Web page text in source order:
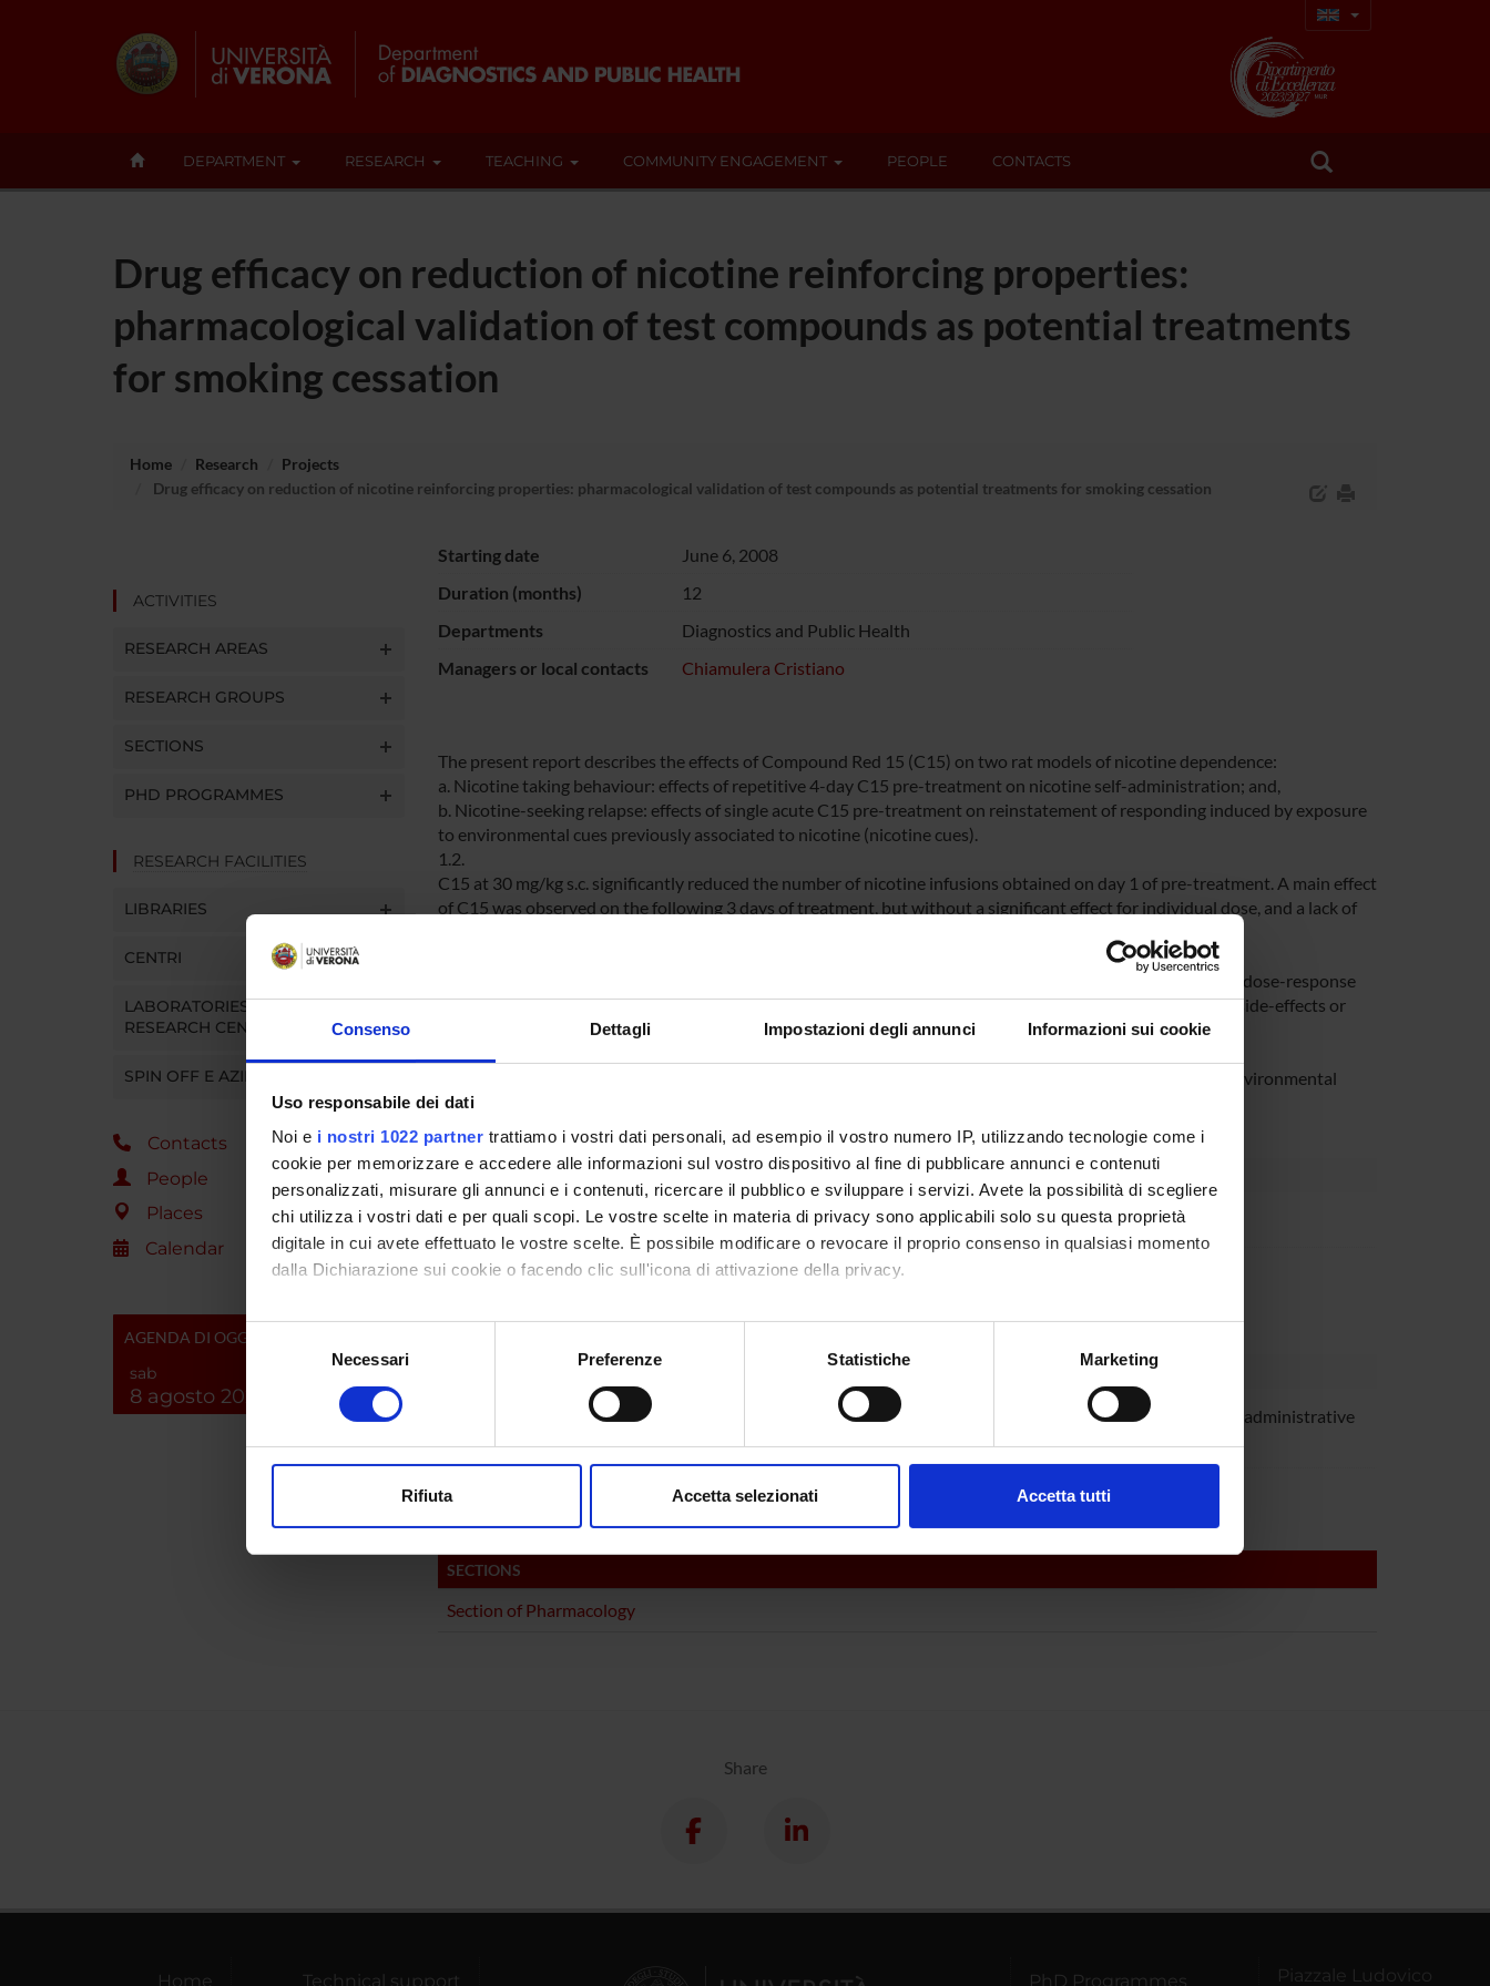
Consenso Dettagli Impostazioni degli annunci Informazioni sui cookie
Uso responsabile dei dati
Noi e i nostri 1022 partner trattiamo i vostri dati personali, ad esempio il vostro numero IP, utilizzando tecnologie come i
cookie per memorizzare e accedere alle informazioni sul vostro dispositivo al fine di pubblicare annunci e contenuti
personalizzati, misurare gli annunci e i contenuti, ricercare il pubblico e sviluppare i servizi. Avete la possibilità di scegliere
chi utilizza i vostri dati e per quali scopi. Le vostre scelte in materia di privacy sono applicabili solo su questa proprietà
digitale in cui avete effettuato le vostre scelte. È possibile modificare o revocare il proprio consenso in qualsiasi momento
dalla Dichiarazione sui cookie o facendo clic sull'icona di attivazione della privacy.
Con il tuo consenso, vorremmo anche:
raccogliere informazioni sulla tua posizione geografica, con un'approssimazione di qualche metro,
digitali).
modificare o ritirare il tuo consenso in qualsiasi momento dalla Dichiarazione sui cookie.
di analisi dei dati web, pubblicità e social media, i quali potrebbero combinarle con altre informazioni che hai fornito loro o
Selezione
Necessari Preferenze Statistiche Marketing
Rifiuta Accetta selezionati Accetta tutti
DEPARTMENT RESEARCH TEACHING COMMUNITY ENGAGEMENT PEOPLE CONTACTS
Drug efficacy on reduction of nicotine reinforcing properties:
pharmacological validation of test compounds as potential treatments
for smoking cessation
Home Research
Projects
Drug efficacy on reduction of nicotine reinforcing properties: pharmacological validation of test compounds as potential treatments for smoking cessation
ACTIVITIES
RESEARCH AREAS
RESEARCH GROUPS
SECTIONS
PHD PROGRAMMES
RESEARCH FACILITIES
LIBRARIES
CENTRI
LABORATORIES AND
RESEARCH CENTRES
SPIN OFF E AZIENDE
Contacts
People
Places
Calendar
AGENDA DI OGGI
sab
8 agosto 2026
Starting date
June 6, 2008
Duration (months)
12
Departments
Diagnostics and Public Health
Managers or local contacts
Chiamulera Cristiano
The present report describes the effects of Compound Red 15 (C15) on two rat models of nicotine dependence:
a. Nicotine taking behaviour: effects of repetitive 4-day C15 pre-treatment on nicotine self-administration; and,
b. Nicotine-seeking relapse: effects of single acute C15 pre-treatment on reinstatement of responding induced by exposure
to environmental cues previously associated to nicotine (nicotine cues).
1.2.
C15 at 30 mg/kg s.c. significantly reduced the number of nicotine infusions obtained on day 1 of pre-treatment. A main effect
of C15 was observed on the following 3 days of treatment, but without a significant effect for individual dose, and a lack of
C15 reduced nicotine cues-induced reinstatement of responding of nicotine-paired lever with a significant dose-response
relationship. A highly significant inhibition was observed at the doses of 10 and 30 mg/kg s.c., without any side-effects or
lack of lever discrimination.
These findings suggest a specific potential effect of C15 in the prevention of smoking relapse induced by environmental
nicotine-associated stimuli, plus a possible smoking reduction effect.
SPONSORS:
Funds: assigned and managed by the department
Funds:assigned and managed by the department
PROJECT PARTICIPANTS
Cristiano Chiamulera Full Professor
Technical-administrative
Vincenzo Tedesco
SECTIONS
Section of Pharmacology
Share
Home Technical support PhD Programmes Piazzale Ludovico